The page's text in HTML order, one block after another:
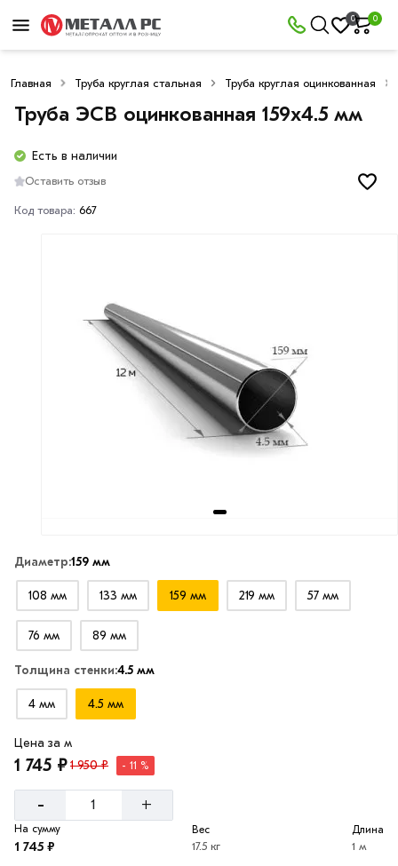
0 0
Главная Труба круглая стальная Труба круглая оцинкованная
Труба ЭСВ оцинкованная 159х4.5 мм
Есть в наличии
Оставить отзыв
Код товара: 667
Диаметр:159 мм
108 мм 133 мм 159 мм 219 мм 57 мм
76 мм 89 мм
Толщина стенки:4.5 мм
4 мм 4.5 мм
Цена за м
1 745 ₽1 950 ₽ - 11 %
- +
На сумму
1 745 ₽
Вес
17.5 кг
Длина
1 м